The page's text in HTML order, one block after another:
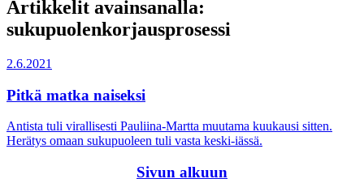
Artikkelit avainsanalla:
sukupuolenkorjausprosessi
2.6.2021
Pitkä matka naiseksi
Antista tuli virallisesti Pauliina-Martta muutama kuukausi sitten.
Herätys omaan sukupuoleen tuli vasta keski-iässä.
Sivun alkuun